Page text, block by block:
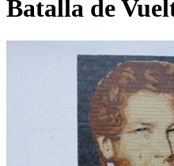
Batalla de